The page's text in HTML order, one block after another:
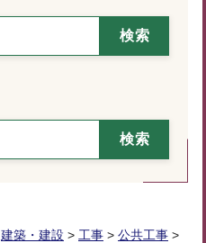
建築・建設 > 工事 > 公共工事 >